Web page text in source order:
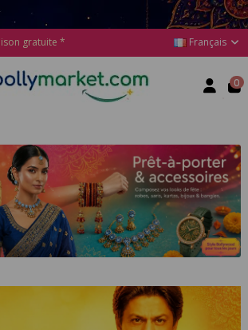
gratuite * Français
0